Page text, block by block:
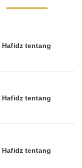
Hafidz tentang
Hafidz tentang
Hafidz tentang